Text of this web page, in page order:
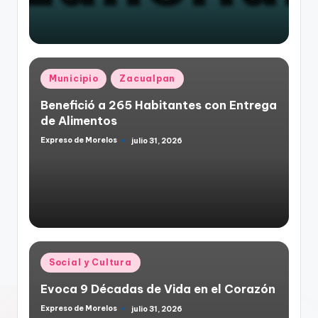
Publicado
en
Municipio Zacualpan
Benefició a 265 Habitantes con Entrega
de Alimentos
Publicado
Expreso de Morelos julio 31, 2026
Publicado
en
Social y Cultura
Evoca 9 Décadas de Vida en el Corazón
Publicado
Expreso de Morelos julio 31, 2026